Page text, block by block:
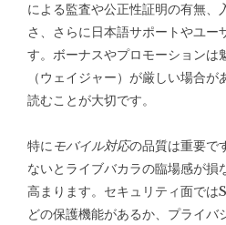
による監査や公正性証明の有無、
さ、さらに日本語サポートやユー
す。ボーナスやプロモーションは
（ウェイジャー）が厳しい場合
読むことが大切です。
特にモバイル対応の品質は重要で
ないとライブバカラの臨場感が損
高まります。セキュリティ面では
どの保護機能があるか、プライバ